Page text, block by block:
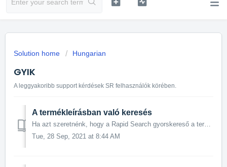
Solution home Hungarian
GYIK
A leggyakoribb support kérdések SR felhasználók körében.
A termékleírásban való keresés
Ha azt szeretnénk, hogy a Rapid Search gyorskereső a termékleírásokban is keressen, ezt a Shoprenter admin felületén kell beállítanunk, a Megjelenés › Modul...
Tue, 28 Sep, 2021 at 8:44 AM